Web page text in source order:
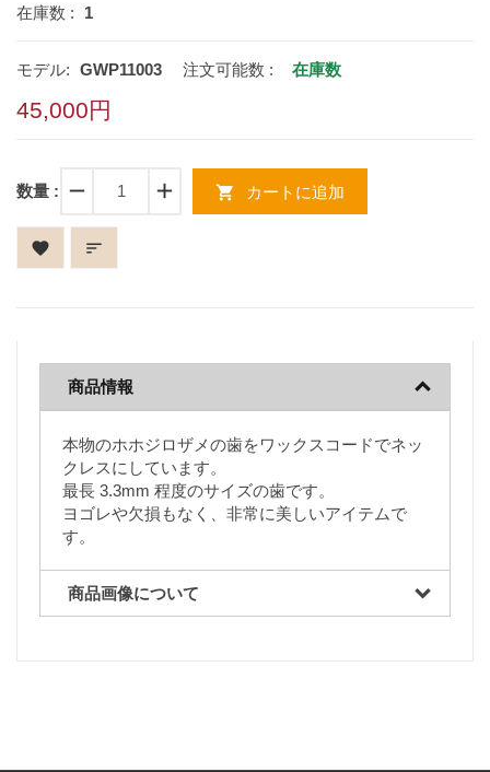
在庫数 : 1
モデル: GWP11003 注文可能数 : 在庫数
45,000円
数量 : remove add shopping_cart カートに追加
favorite sort
商品情報
本物のホホジロザメの歯をワックスコードでネッ
クレスにしています。
最長 3.3mm 程度のサイズの歯です。
ヨゴレや欠損もなく、非常に美しいアイテムで
す。
商品画像について